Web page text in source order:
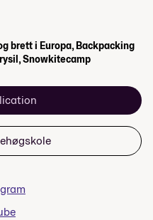
brett i Europa, Backpacking
Snowkitecamp